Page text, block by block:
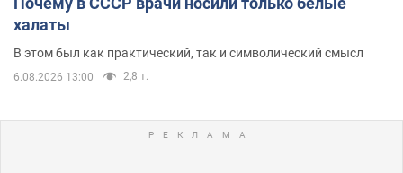
халаты
В этом был как практический, так и символический смысл
6.08.2026 13:00 2,8 т.